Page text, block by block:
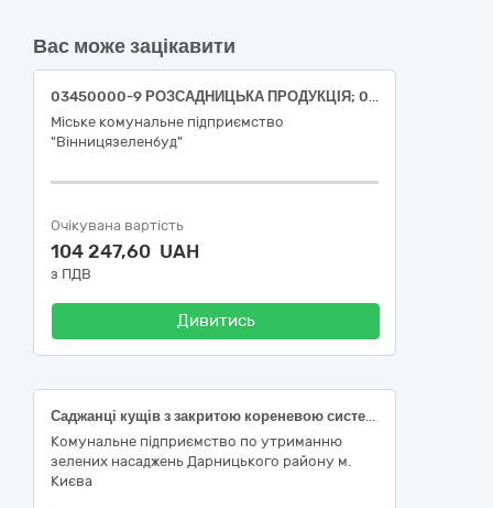
Вас може зацікавити
03450000-9 РОЗСАДНИЦЬКА ПРОДУКЦІЯ; 03452000-3 ДЕРЕВА - (Клен гостролистий «Дебора» Acer platanoides «Deborah»; Платан іспанський (Platanus hispanica))
Міське комунальне підприємство
"Вінницязеленбуд"
Очікувана вартість
104 247,60 UAH
з ПДВ
Дивитись
Саджанці кущів з закритою кореневою системою
Комунальне підприємство по утриманню
зелених насаджень Дарницького району м.
Києва